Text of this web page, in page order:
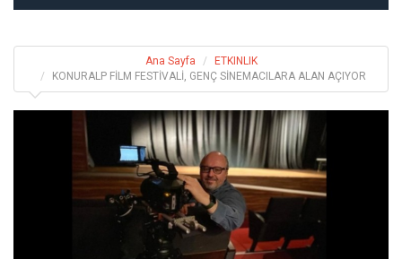
Ana Sayfa
ETKINLIK
KONURALP FİLM FESTİVALİ, GENÇ SİNEMACILARA ALAN AÇIYOR